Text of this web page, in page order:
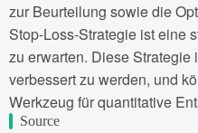
zur Beurteilung sowie die
Stop-Loss-Strategie ist eine
zu erwarten. Diese Strategie
verbessert zu werden, und
Werkzeug für quantitative
Source